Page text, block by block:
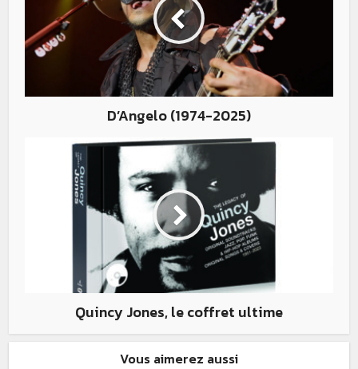
D’Angelo (1974-2025)
Quincy Jones, le coffret ultime
Vous aimerez aussi